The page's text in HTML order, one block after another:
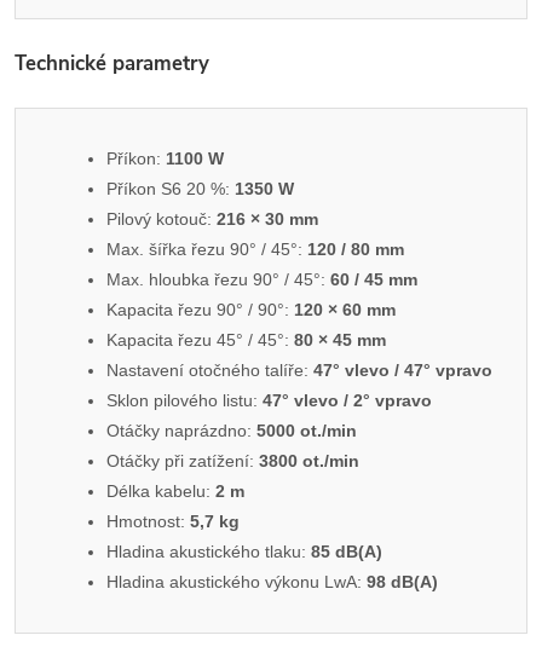
Technické parametry
Příkon: 1100 W
Příkon S6 20 %: 1350 W
Pilový kotouč: 216 × 30 mm
Max. šířka řezu 90° / 45°: 120 / 80 mm
Max. hloubka řezu 90° / 45°: 60 / 45 mm
Kapacita řezu 90° / 90°: 120 × 60 mm
Kapacita řezu 45° / 45°: 80 × 45 mm
Nastavení otočného talíře: 47° vlevo / 47° vpravo
Sklon pilového listu: 47° vlevo / 2° vpravo
Otáčky naprázdno: 5000 ot./min
Otáčky při zatížení: 3800 ot./min
Délka kabelu: 2 m
Hmotnost: 5,7 kg
Hladina akustického tlaku: 85 dB(A)
Hladina akustického výkonu LwA: 98 dB(A)